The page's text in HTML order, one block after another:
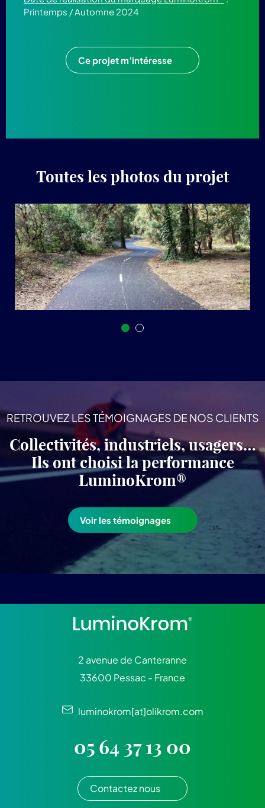
Printemps / Automne 2024
Ce projet m’intéresse
Toutes les photos du projet
RETROUVEZ LES TÉMOIGNAGES DE NOS CLIENTS
Collectivités, industriels, usagers…
Ils ont choisi la performance
LuminoKrom®
Voir les témoignages
2 avenue de Canteranne
33600 Pessac - France
luminokrom[at]olikrom.com
05 64 37 13 00
Contactez nous